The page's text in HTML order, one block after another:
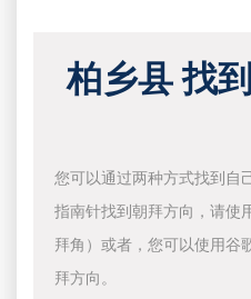
柏乡县 找
您可以通过两种方式找到自
指南针找到朝拜方向，请使
拜角）或者，您可以使用谷
拜方向。